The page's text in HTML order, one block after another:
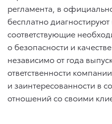
регламента, в
бесплатно
соответствующие
о безопасности и
независимо от года
ответственности
и заинтересованности в
отношений со своими